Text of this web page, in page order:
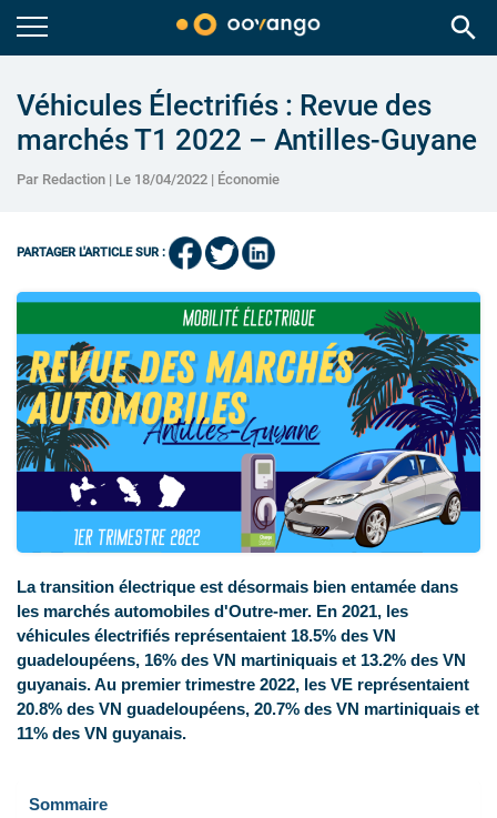
search
Véhicules Électrifiés : Revue des
marchés T1 2022 – Antilles-Guyane
Par Redaction | Le 18/04/2022 | Économie
PARTAGER L'ARTICLE SUR :
La transition électrique est désormais bien entamée dans
les marchés automobiles d'Outre-mer. En 2021, les
véhicules électrifiés représentaient 18.5% des VN
guadeloupéens, 16% des VN martiniquais et 13.2% des VN
guyanais. Au premier trimestre 2022, les VE représentaient
20.8% des VN guadeloupéens, 20.7% des VN martiniquais et
11% des VN guyanais.
Sommaire